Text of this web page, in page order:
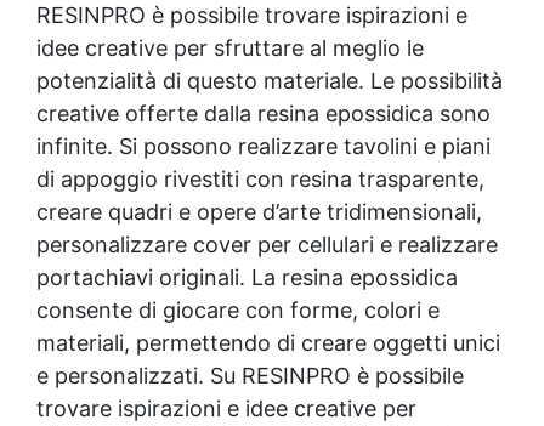
RESINPRO è possibile trovare ispirazioni e
idee creative per sfruttare al meglio le
potenzialità di questo materiale. Le possibilità
creative offerte dalla resina epossidica sono
infinite. Si possono realizzare tavolini e piani
di appoggio rivestiti con resina trasparente,
creare quadri e opere d’arte tridimensionali,
personalizzare cover per cellulari e realizzare
portachiavi originali. La resina epossidica
consente di giocare con forme, colori e
materiali, permettendo di creare oggetti unici
e personalizzati. Su RESINPRO è possibile
trovare ispirazioni e idee creative per